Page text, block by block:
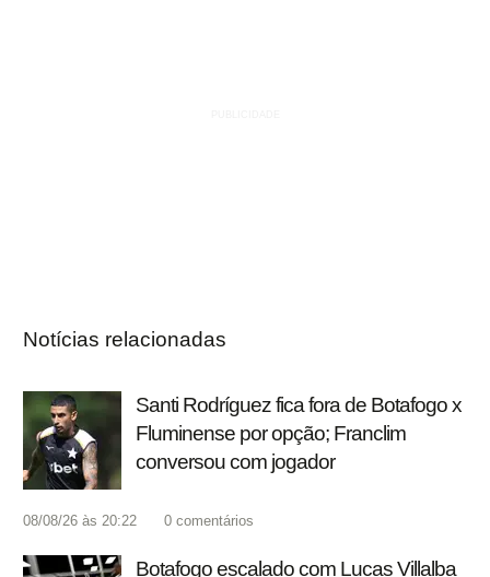
Notícias relacionadas
Santi Rodríguez fica fora de Botafogo x
Fluminense por opção; Franclim
conversou com jogador
08/08/26 às 20:22 0 comentários
Botafogo escalado com Lucas Villalba